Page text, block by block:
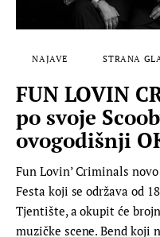
NAJAVE STRANA
FUN LOVIN
po svoje
ovogodišnji
Fun Lovin’ Criminals
Festa koji se održava od
Tjentište, a okupit će
muzičke scene. Bend koji